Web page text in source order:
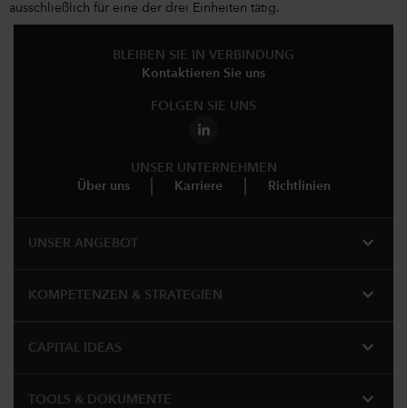
ausschließlich für eine der drei Einheiten tätig.
BLEIBEN SIE IN VERBINDUNG
Kontaktieren Sie uns
FOLGEN SIE UNS
UNSER UNTERNEHMEN
Über uns
Karriere Richtlinien
UNSER ANGEBOT expand_more
KOMPETENZEN & STRATEGIEN expand_more
CAPITAL IDEAS expand_more
TOOLS & DOKUMENTE expand_more